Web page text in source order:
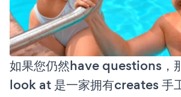
如果您仍然have questions，
look at 是一家拥有creates 手